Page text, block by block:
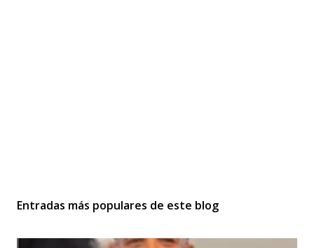
Entradas más populares de este blog